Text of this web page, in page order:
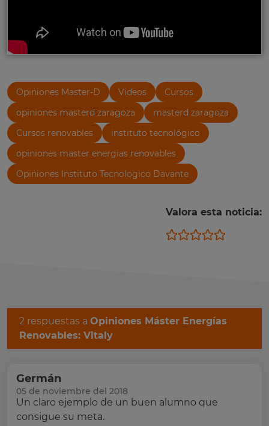
Opiniones Master-D Videos
Cursos
opiniones masterd zaragoza
masterd zaragoza
Cursos renovables
instituto tecnológico
opiniones master energias renovables
Opiniones Instituto Tecnologico Davante
Valora esta noticia:
2 respuestas a Opiniones Máster Energías
Renovables: Vitaly
Germán
05 de noviembre del 2018
Un claro ejemplo de un buen alumno que
consigue su meta.